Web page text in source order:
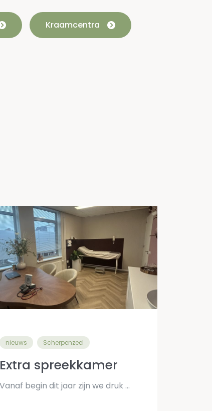
Kraamcentra
nieuws Scherpenzeel
Extra spreekkamer
Vanaf begin dit jaar zijn we druk bezig geweest om de nieuwe spreekkamer in te richten. Dit geeft ons extra ruimte om de spreekuren in te plannen. Het kan dus […]